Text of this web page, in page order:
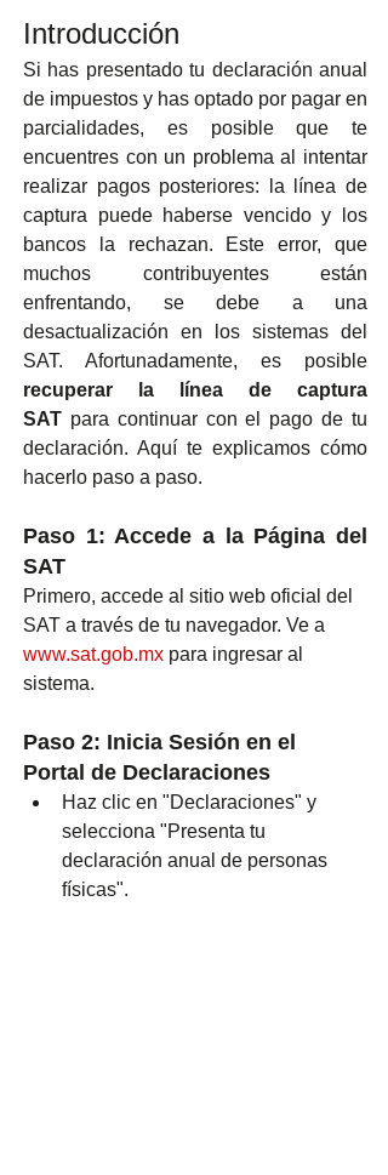
Introducción
Si has presentado tu declaración anual
de impuestos y has optado por pagar en
parcialidades, es posible que te
encuentres con un problema al intentar
realizar pagos posteriores: la línea de
captura puede haberse vencido y los
bancos la rechazan. Este error, que
muchos contribuyentes están
enfrentando, se debe a una
desactualización en los sistemas del
recuperar la línea de captura
SAT para continuar con el pago de tu
declaración. Aquí te explicamos cómo
hacerlo paso a paso.
Paso 1: Accede a la Página del
SAT
Primero, accede al sitio web oficial del
SAT a través de tu navegador. Ve a
www.sat.gob.mx para ingresar al
sistema.
Paso 2: Inicia Sesión en el
Portal de Declaraciones
Haz clic en "Declaraciones" y
selecciona "Presenta tu
declaración anual de personas
físicas".